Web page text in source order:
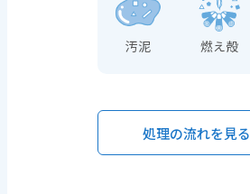
汚泥 燃え殻
処理の流れを見る